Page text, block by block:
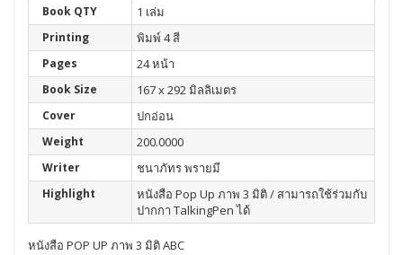
Book QTY 1 เล่ม
Printing พิมพ์ 4 สี
Pages 24 หน้า
Book Size 167 x 292 มิลลิเมตร
Cover ปกอ่อน
Weight 200.0000
Writer ชนาภัทร พรายมี
Highlight
หนังสือ Pop Up ภาพ 3 มิติ / สามารถใช้ร่วมกับ
ปากกา TalkingPen ได้
หนังสือ POP UP ภาพ 3 มิติ ABC